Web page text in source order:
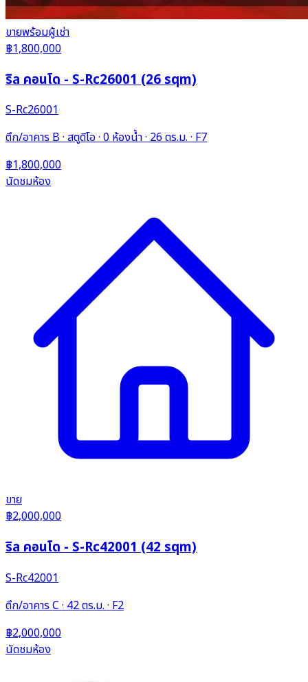
ขายพร้อมผู้เช่า
฿1,800,000
ริล คอนโด - S-Rc26001 (26 sqm)
S-Rc26001
ตึก/อาคาร B · สตูดิโอ · 0 ห้องน้ำ · 26 ตร.ม. · F7
฿1,800,000
นัดชมห้อง
ขาย
฿2,000,000
ริล คอนโด - S-Rc42001 (42 sqm)
S-Rc42001
ตึก/อาคาร C · 42 ตร.ม. · F2
฿2,000,000
นัดชมห้อง